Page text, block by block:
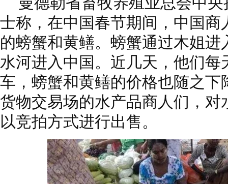
士称，在中国春节期间，中国商
的螃蟹和黄鳝。螃蟹通过木姐
水河进入中国。近几天，他们每
车，螃蟹和黄鳝的价格也随之下
货物交易场的水产品商人们，
以竞拍方式进行出售。